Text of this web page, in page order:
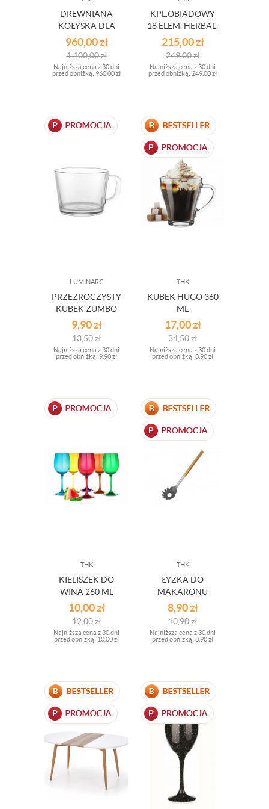
DREWNIANA
KOŁYSKA DLA
DZIECI LUNAS
960,00zł
1 100,00zł
Najniższa cena z 30 dni
przed obniżką: 960,00 zł
KPL.OBIADOWY
18 ELEM. HERBAL,
PORCELANA
215,00zł
249,00zł
Najniższa cena z 30 dni
przed obniżką: 249,00 zł
LUMINARC
PRZEZROCZYSTY
KUBEK ZUMBO
450ML
9,90zł
13,50zł
Najniższa cena z 30 dni
przed obniżką: 9,90 zł
THK
KUBEK HUGO 360
ML
17,00zł
34,50zł
Najniższa cena z 30 dni
przed obniżką: 8,90 zł
THK
KIELISZEK DO
WINA 260 ML
ZIELONE OUTLET
10,00zł
12,00zł
Najniższa cena z 30 dni
przed obniżką: 10,00 zł
THK
ŁYŻKA DO
MAKARONU
LAMART 32CM
8,90zł
10,90zł
Najniższa cena z 30 dni
przed obniżką: 8,90 zł